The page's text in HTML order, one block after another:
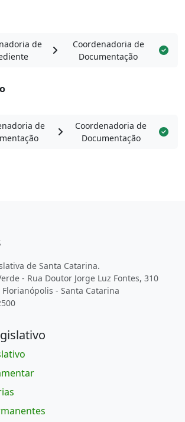
de
Coordenadoria de
Documentação
de
Coordenadoria de
Documentação
de Santa Catarina.
- Rua Doutor Jorge Luz Fontes, 310
Florianópolis - Santa Catarina